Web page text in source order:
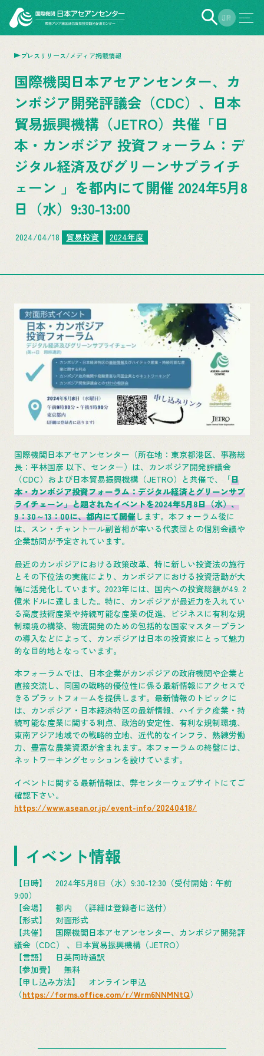
EN
JP
プレスリリース/メディア掲載情報
国際機関日本アセアンセンター、カ
ンボジア開発評議会（CDC）、日本
貿易振興機構（JETRO）共催「日
本・カンボジア 投資フォーラム：デ
ジタル経済及びグリーンサプライチ
ェーン 」を都内にて開催 2024年5月8
日（水）9:30-13:00
2024/04/18 貿易投資 2024年度
国際機関日本アセアンセンター（所在地：東京都港区、事務総
長：平林国彦 以下、センター）は、カンボジア開発評議会
（CDC）および日本貿易振興機構（JETRO）と共催で、「日
本・カンボジア投資フォーラム：デジタル経済とグリーンサプ
ライチェーン」と題されたイベントを2024年5月8日（水）、
9：30～13：00に、都内にて開催します。本フォーラム後に
は、スン・チャントール副首相が率いる代表団との個別会議や
企業訪問が予定されています。
最近のカンボジアにおける政策改革、特に新しい投資法の施行
とその下位法の実施により、カンボジアにおける投資活動が大
幅に活発化しています。2023年には、国内への投資総額が49. 2
億米ドルに達しました。特に、カンボジアが最近力を入れてい
る高度技術産業や持続可能な産業の促進、ビジネスに有利な規
制環境の構築、物流開発のための包括的な国家マスタープラン
の導入などによって、カンボジアは日本の投資家にとって魅力
的な目的地となっています。
本フォーラムでは、日本企業がカンボジアの政府機関や企業と
直接交流し、同国の戦略的優位性に係る最新情報にアクセスで
きるプラットフォームを提供します。最新情報のトピックに
は、カンボジア・日本経済特区の最新情報、ハイテク産業・持
続可能な産業に関する利点、政治的安定性、有利な規制環境、
東南アジア地域での戦略的立地、近代的なインフラ、熟練労働
力、豊富な農業資源が含まれます。本フォーラムの終盤には、
ネットワーキングセッションを設けています。
イベントに関する最新情報は、弊センターウェブサイトにてご
確認下さい。
https://www.asean.or.jp/event-info/20240418/
イベント情報
【日時】 2024年5月8日（水）9:30-12:30（受付開始：午前
9:00）
【会場】 都内 （詳細は登録者に送付）
【形式】 対面形式
【共催】 国際機関日本アセアンセンター、カンボジア開発評
議会（CDC） 、日本貿易振興機構（JETRO）
【言語】 日英同時通訳
【参加費】 無料
【申し込み方法】 オンライン申込
（https://forms.office.com/r/Wrm6NNMNtQ）